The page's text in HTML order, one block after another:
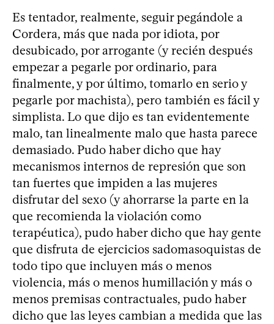
Es tentador, realmente, seguir pegándole a
Cordera, más que nada por idiota, por
desubicado, por arrogante (y recién después
empezar a pegarle por ordinario, para
finalmente, y por último, tomarlo en serio y
pegarle por machista), pero también es fácil y
simplista. Lo que dijo es tan evidentemente
malo, tan linealmente malo que hasta parece
demasiado. Pudo haber dicho que hay
mecanismos internos de represión que son
tan fuertes que impiden a las mujeres
disfrutar del sexo (y ahorrarse la parte en la
que recomienda la violación como
terapéutica), pudo haber dicho que hay gente
que disfruta de ejercicios sadomasoquistas de
todo tipo que incluyen más o menos
violencia, más o menos humillación y más o
menos premisas contractuales, pudo haber
dicho que las leyes cambian a medida que las